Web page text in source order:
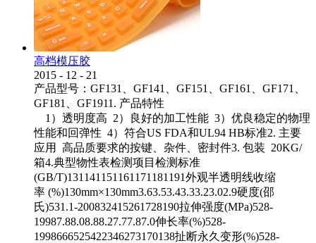
高档模压胶
2015 - 12 - 21
产品型号：GF131、GF141、GF151、GF161、GF171、
GF181、GF1911. 产品特性
1）透明度高 2）良好的加工性能 3）优良稳定的物理
性能和回弹性 4）符合US FDA和UL94 HB标准2. 主要
应用 高品质要求的按键、杂件、密封件3. 包装 20KG/
箱4.典型物性表检测项目检测标准
(GB/T)131141151161171181191外观半透明线收缩
率 (%)130mm×130mm3.63.53.43.33.23.02.9硬度(邵
氏)531.1-200832415261728190拉伸强度(MPa)528-
19987.88.08.88.27.77.87.0伸长率(%)528-
1998666525422346273170138扯断永久变形(%)528-